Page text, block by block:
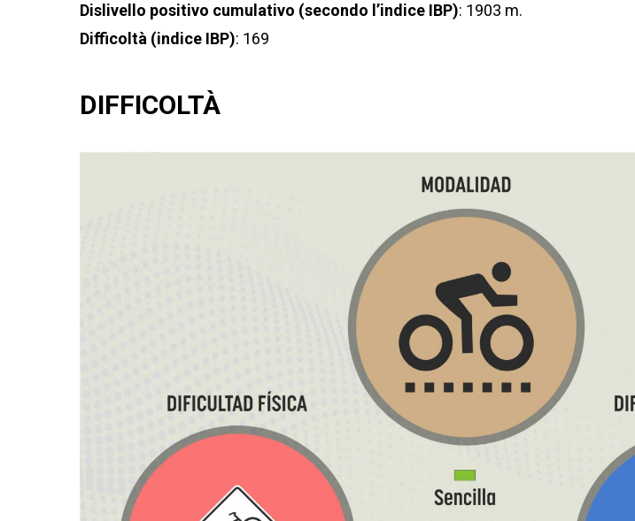
Dislivello positivo cumulativo (secondo l’indice IBP): 1903 m.
Difficoltà (indice IBP): 169
DIFFICOLTÀ